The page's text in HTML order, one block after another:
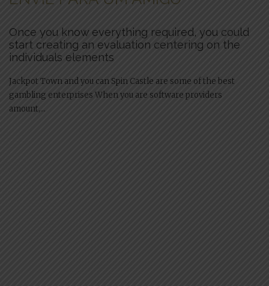
Once you know everything required, you could
start creating an evaluation centering on the
individuals elements
Jackpot Town and you can Spin Castle are some of the best
gambling enterprises When you are software providers
amount,...